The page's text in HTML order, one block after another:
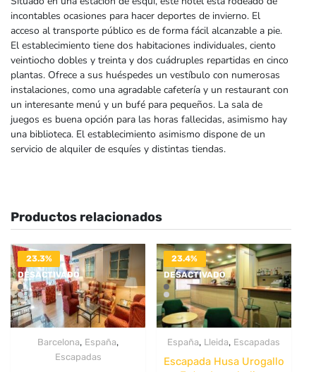
incontables ocasiones para hacer deportes de invierno. El
acceso al transporte público es de forma fácil alcanzable a pie.
El establecimiento tiene dos habitaciones individuales, ciento
veintiocho dobles y treinta y dos cuádruples repartidas en cinco
plantas. Ofrece a sus huéspedes un vestíbulo con numerosas
instalaciones, como una agradable cafetería y un restaurant con
un interesante menú y un bufé para pequeños. La sala de
juegos es buena opción para las horas fallecidas, asimismo hay
una biblioteca. El establecimiento asimismo dispone de un
servicio de alquiler de esquíes y distintas tiendas.
Productos relacionados
23.3%
DESACTIVADO
Barcelona, España,
Escapadas
23.4%
DESACTIVADO
España, Lleida, Escapadas
Escapada Husa Urogallo